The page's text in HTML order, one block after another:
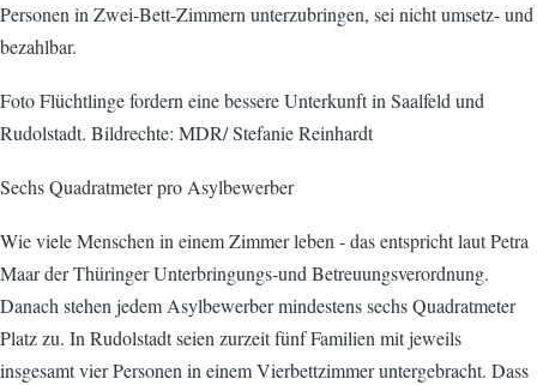
Personen in Zwei-Bett-Zimmern unterzubringen, sei nicht umsetz- und
bezahlbar.
Foto Flüchtlinge fordern eine bessere Unterkunft in Saalfeld und
Rudolstadt. Bildrechte: MDR/ Stefanie Reinhardt
Sechs Quadratmeter pro Asylbewerber
Wie viele Menschen in einem Zimmer leben - das entspricht laut Petra
Maar der Thüringer Unterbringungs-und Betreuungsverordnung.
Danach stehen jedem Asylbewerber mindestens sechs Quadratmeter
Platz zu. In Rudolstadt seien zurzeit fünf Familien mit jeweils
insgesamt vier Personen in einem Vierbettzimmer untergebracht. Dass